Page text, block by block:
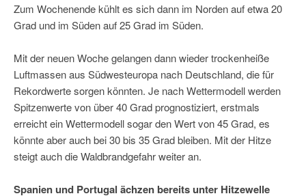
Zum Wochenende kühlt es sich dann im Norden auf etwa 20
Grad und im Süden auf 25 Grad im Süden.
Mit der neuen Woche gelangen dann wieder trockenheiße
Luftmassen aus Südwesteuropa nach Deutschland, die für
Rekordwerte sorgen könnten. Je nach Wettermodell werden
Spitzenwerte von über 40 Grad prognostiziert, erstmals
erreicht ein Wettermodell sogar den Wert von 45 Grad, es
könnte aber auch bei 30 bis 35 Grad bleiben. Mit der Hitze
steigt auch die Waldbrandgefahr weiter an.
Spanien und Portugal ächzen bereits unter Hitzewelle